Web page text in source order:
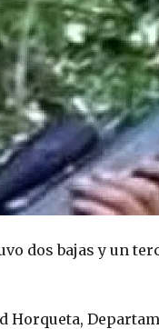
dos bajas y un
Horqueta,